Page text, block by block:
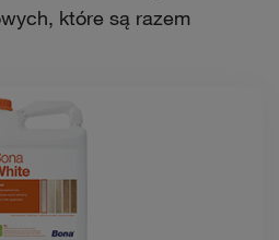
które są razem